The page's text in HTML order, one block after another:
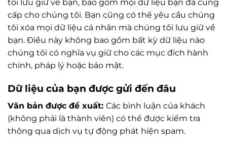
tôi lưu giữ về bạn, bao gồm mọi dữ liệu bạn đã cung
cấp cho chúng tôi. Bạn cũng có thể yêu cầu chúng
tôi xóa mọi dữ liệu cá nhân mà chúng tôi lưu giữ về
bạn. Điều này không bao gồm bất kỳ dữ liệu nào
chúng tôi có nghĩa vụ giữ cho các mục đích hành
chính, pháp lý hoặc bảo mật.
Dữ liệu của bạn được gửi đến đâu
Văn bản được đề xuất: Các bình luận của khách
(không phải là thành viên) có thể được kiểm tra
thông qua dịch vụ tự động phát hiện spam.